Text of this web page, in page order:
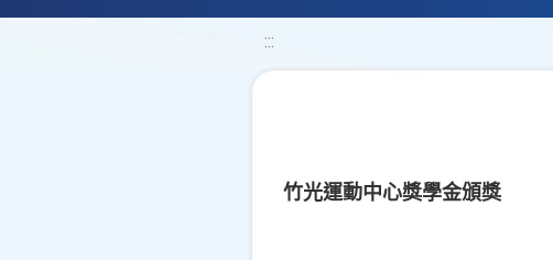
:::
竹光運動中心獎學金頒獎